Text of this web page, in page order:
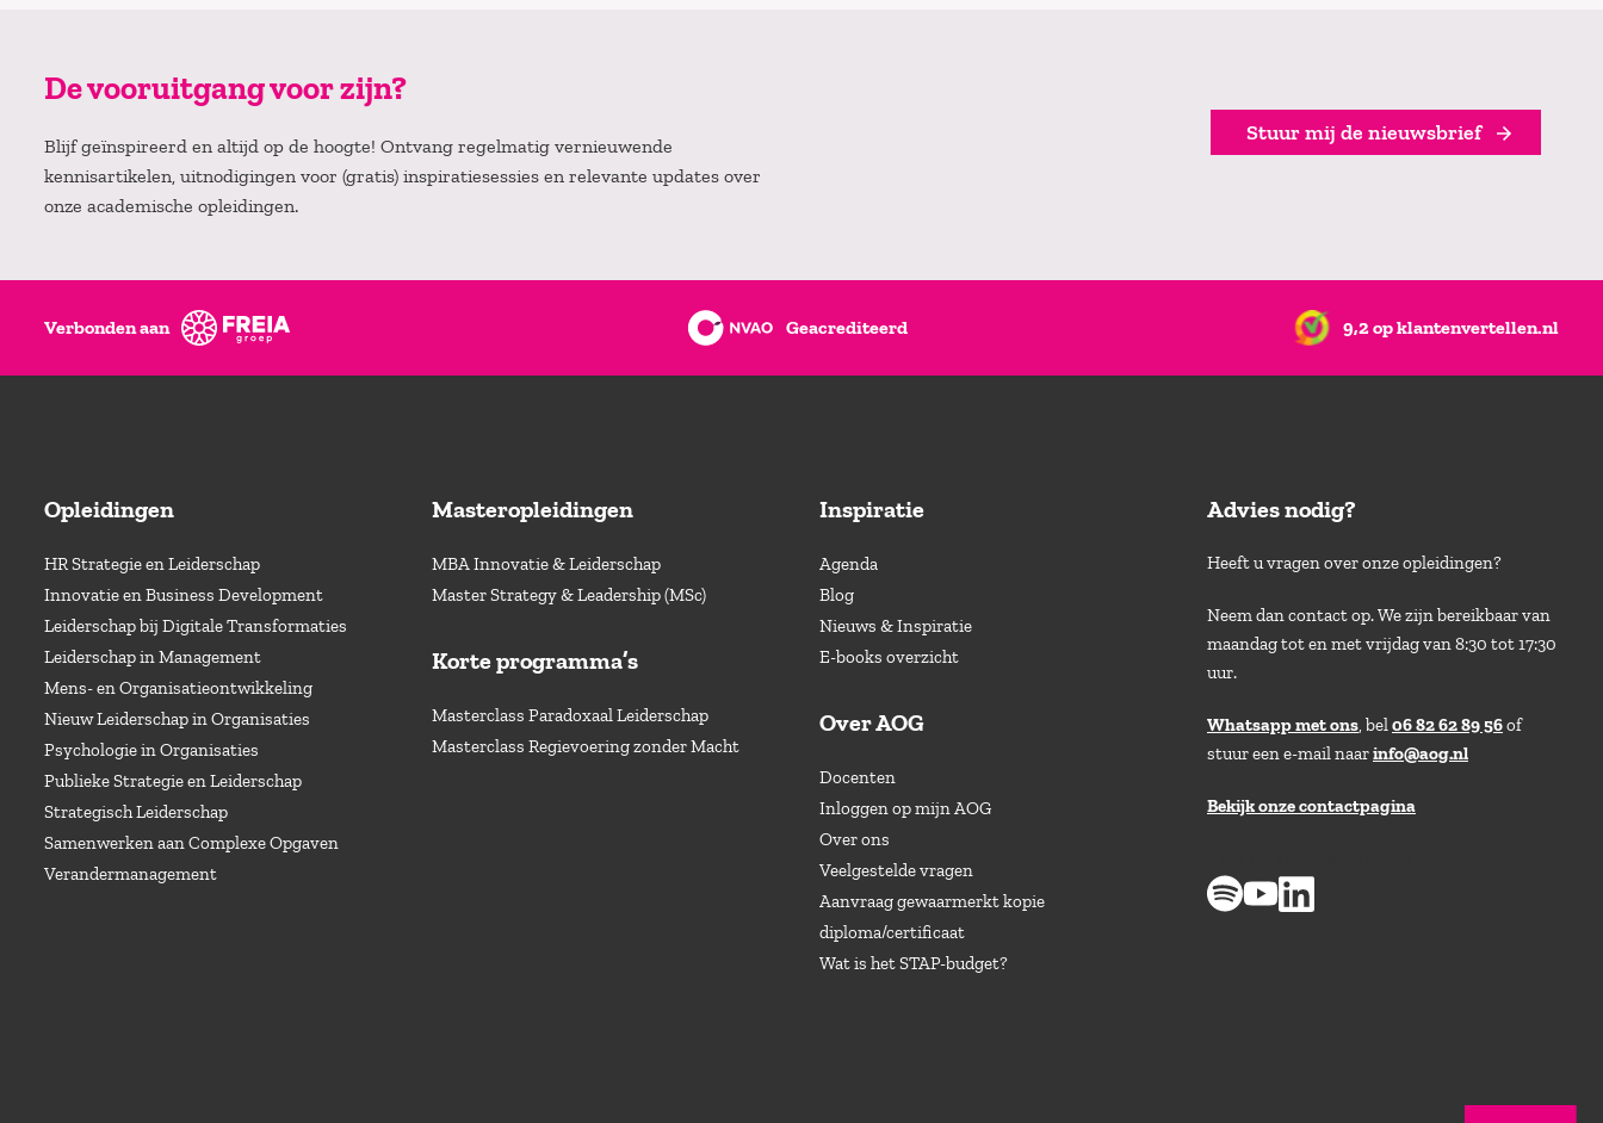
De vooruitgang voor zijn?
Blijf geïnspireerd en altijd op de hoogte! Ontvang regelmatig vernieuwende
kennisartikelen, uitnodigingen voor (gratis) inspiratiesessies en relevante updates over
onze academische opleidingen.
Stuur mij de nieuwsbrief
Verbonden aan Geacrediteerd 9,2 op klantenvertellen.nl
Opleidingen
HR Strategie en Leiderschap
Innovatie en Business Development
Leiderschap bij Digitale Transformaties
Leiderschap in Management
Mens- en Organisatieontwikkeling
Nieuw Leiderschap in Organisaties
Psychologie in Organisaties
Publieke Strategie en Leiderschap
Strategisch Leiderschap
Samenwerken aan Complexe Opgaven
Verandermanagement
Masteropleidingen
MBA Innovatie & Leiderschap
Master Strategy & Leadership (MSc)
Korte programma’s
Masterclass Paradoxaal Leiderschap
Masterclass Regievoering zonder Macht
Inspiratie
Agenda
Blog
Nieuws & Inspiratie
E-books overzicht
Over AOG
Docenten
Inloggen op mijn AOG
Over ons
Veelgestelde vragen
Aanvraag gewaarmerkt kopie
diploma/certificaat
Wat is het STAP-budget?
Advies nodig?
Heeft u vragen over onze opleidingen?
Neem dan contact op. We zijn bereikbaar van
maandag tot en met vrijdag van 8:30 tot 17:30
uur.
Whatsapp met ons, bel06 82 62 89 56of
stuur een e-mail naarinfo@aog.nl
Bekijk onze contactpagina